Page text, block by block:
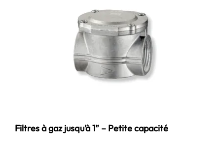
Filtres à gaz jusqu’à 1” – Petite capacité